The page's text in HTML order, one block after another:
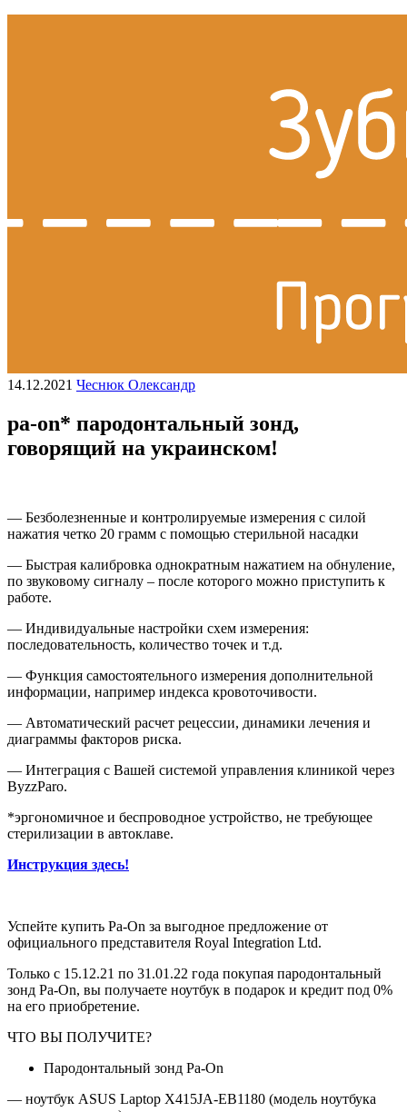
14.12.2021 Чеснюк Олександр
pa-on* пародонтальный зонд,
говорящий на украинском!
— Безболезненные и контролируемые измерения с силой
нажатия четко 20 грамм с помощью стерильной насадки
— Быстрая калибровка однократным нажатием на обнуление,
по звуковому сигналу – после которого можно приступить к
работе.
— Индивидуальные настройки схем измерения:
последовательность, количество точек и т.д.
— Функция самостоятельного измерения дополнительной
информации, например индекса кровоточивости.
— Автоматический расчет рецессии, динамики лечения и
диаграммы факторов риска.
— Интеграция с Вашей системой управления клиникой через
ByzzParo.
*эргономичное и беспроводное устройство, не требующее
стерилизации в автоклаве.
Инструкция здесь!
Успейте купить Pa-On за выгодное предложение от
официального представителя Royal Integration Ltd.
Только с 15.12.21 по 31.01.22 года покупая пародонтальный
зонд Pa-On, вы получаете ноутбук в подарок и кредит под 0%
на его приобретение.
ЧТО ВЫ ПОЛУЧИТЕ?
Пародонтальный зонд Pa-On
— ноутбук ASUS Laptop X415JA-EB1180 (модель ноутбука